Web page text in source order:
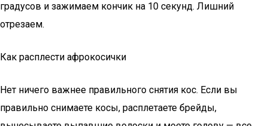
градусов и зажимаем кончик на 10 секунд. Лишний
отрезаем.
Как расплести афрокосички
Нет ничего важнее правильного снятия кос. Если вы
правильно снимаете косы, расплетаете брейды,